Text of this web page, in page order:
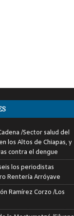
/Sector salud del
los Altos de Chiapas, y
contra el dengue
los periodistas
Rentería Arróyave
Ramírez Corzo /Los